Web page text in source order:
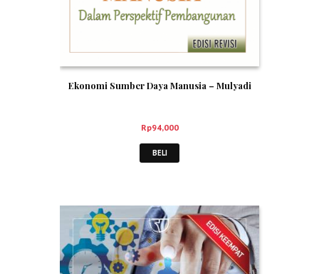
Ekonomi Sumber Daya Manusia – Mulyadi
Rp94,000
BELI